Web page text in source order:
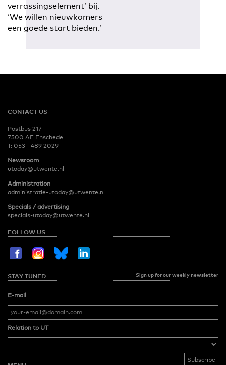
verrassingselement’ bij.
‘We willen nieuwkomers
een goede start bieden.’
CONTACT US
Postbus 217
7500 AE Enschede
T: 053 - 489 2029
Newsroom
utoday@utwente.nl
Administration
administratie-utoday@utwente.nl
Specials / advertising
specials-utoday@utwente.nl
FOLLOW US
STAY TUNED Sign up for our weekly newsletter
E-mail
Relation to UT